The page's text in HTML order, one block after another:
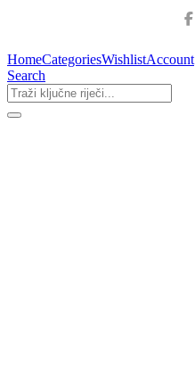
HomeCategoriesWishlistAccount
Search